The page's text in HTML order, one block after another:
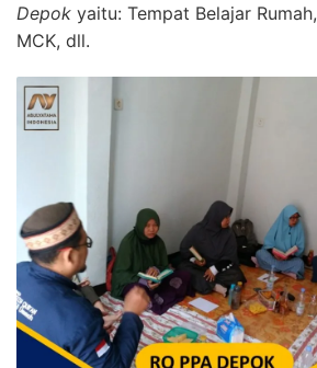
Depok yaitu: Tempat Belajar
MCK, dll.